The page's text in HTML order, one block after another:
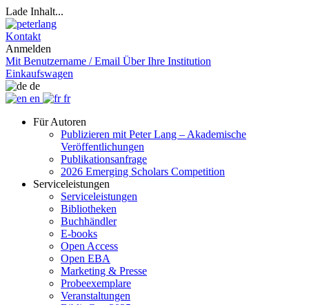
Lade Inhalt...
Kontakt
Anmelden
Mit Benutzername / Email Über Ihre Institution
Einkaufswagen
de
en
fr
Für Autoren
Publizieren mit Peter Lang – Akademische
Veröffentlichungen
Publikationsanfrage
2026 Emerging Scholars Competition
Serviceleistungen
Serviceleistungen
Bibliotheken
Buchhändler
E-books
Open Access
Open EBA
Marketing & Presse
Probeexemplare
Veranstaltungen